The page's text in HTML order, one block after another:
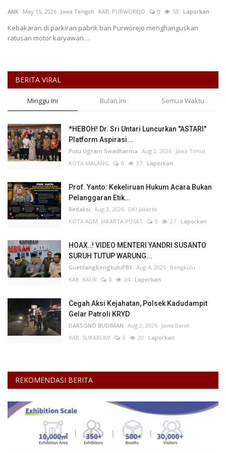
Keamanan
Kejahatan
Cybers Event
Pekerja Migran Indonesia
Ekonomi
Informasi Journalism
Kesehatan
Layanan Publik
Perempuan/Anak
ANK May 15, 2026 Jawa Tengah KAB. PURWOREJO 0 53 Laporkan
Kebakaran di parkiran pabrik ban Purworejo menghanguskan
ratusan motor karyawan....
BERITA VIRAL
Minggu Ini Bulan Ini Semua Waktu
*HEBOH! Dr. Sri Untari Luncurkan "ASTARI"
Platform Aspirasi...
Putu Ugram Swadharma Aug 2, 2026 Jawa Timur
KOTA MALANG
0 37 Laporkan
Prof. Yanto: Kekeliruan Hukum Acara Bukan
Pelanggaran Etik...
Redaksi Aug 3, 2026 DKI Jakarta
KOTA ADM. JAKARTA PUSAT
0 27 Laporkan
HOAX..! VIDEO MENTERI YANDRI SUSANTO
SURUH TUTUP WARUNG...
GuetilangbengkuluPB1 Aug 4, 2026 Bengkulu
KAB. KAUR
0 24 Laporkan
Cegah Aksi Kejahatan, Polsek Kadudampit
Gelar Patroli KRYD
DARSONO BUDIMAN Aug 2, 2026 Jawa Barat
KAB. SUKABUMI
0 20 Laporkan
REKOMENDASI BERITA